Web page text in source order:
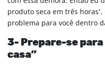
produto seca em três
problema para você dentro
3- Prepare-se
casa”